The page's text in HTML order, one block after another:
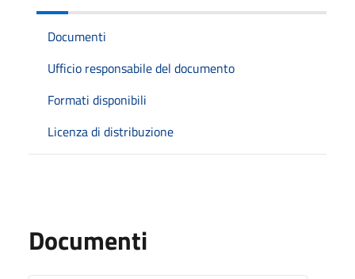
Documenti
Ufficio responsabile del documento
Formati disponibili
Licenza di distribuzione
Documenti